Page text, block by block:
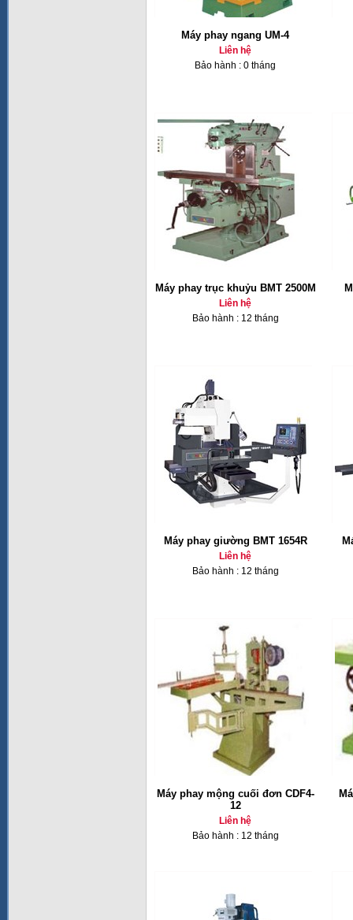
Máy phay ngang UM-4
Liên hệ
Bảo hành : 0 tháng
Máy phay trục khuỷu BMT 2500M
Liên hệ
Bảo hành : 12 tháng
Máy phay giường BMT 1654R
Liên hệ
Bảo hành : 12 tháng
Máy phay mộng cuối đơn CDF4-
12
Liên hệ
Bảo hành : 12 tháng